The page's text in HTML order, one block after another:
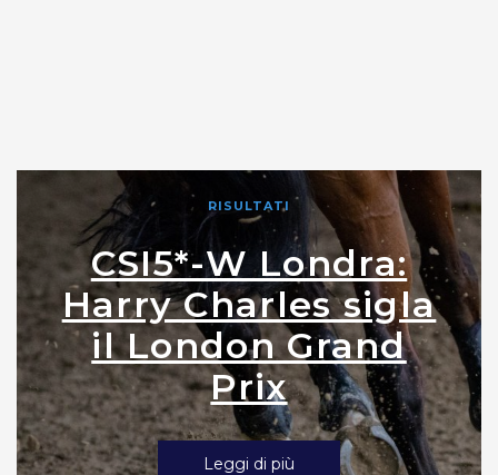
RISULTATI
CSI5*-W Londra:
Harry Charles sigla
il London Grand
Prix
Leggi di più